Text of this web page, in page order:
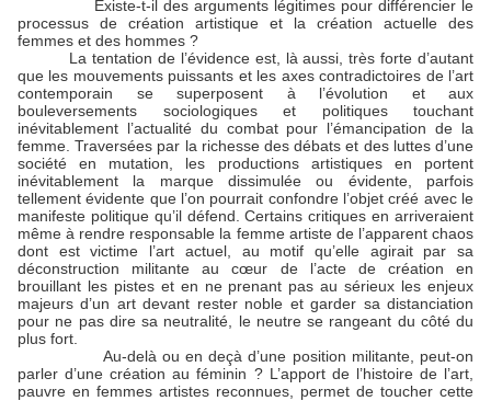
Existe-t-il des arguments légitimes pour différencier le
processus de création artistique et la création actuelle des
femmes et des hommes ?
La tentation de l’évidence est, là aussi, très forte d’autant
que les mouvements puissants et les axes contradictoires de l’art
contemporain se superposent à l’évolution et aux
bouleversements sociologiques et politiques touchant
inévitablement l’actualité du combat pour l’émancipation de la
femme. Traversées par la richesse des débats et des luttes d’une
société en mutation, les productions artistiques en portent
inévitablement la marque dissimulée ou évidente, parfois
tellement évidente que l’on pourrait confondre l’objet créé avec le
manifeste politique qu’il défend. Certains critiques en arriveraient
même à rendre responsable la femme artiste de l’apparent chaos
dont est victime l’art actuel, au motif qu’elle agirait par sa
déconstruction militante au cœur de l’acte de création en
brouillant les pistes et en ne prenant pas au sérieux les enjeux
majeurs d’un art devant rester noble et garder sa distanciation
pour ne pas dire sa neutralité, le neutre se rangeant du côté du
plus fort.
Au-delà ou en deçà d’une position militante, peut-on
parler d’une création au féminin ? L’apport de l’histoire de l’art,
pauvre en femmes artistes reconnues, permet de toucher cette